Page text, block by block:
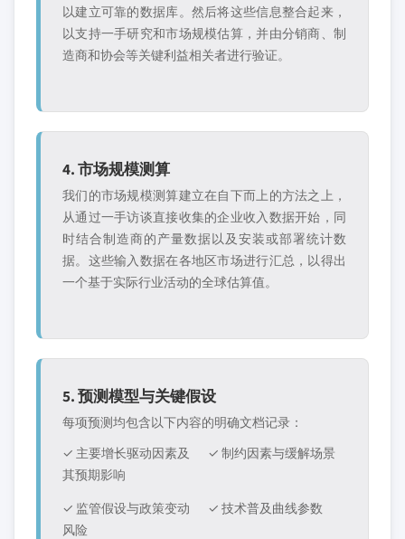
以建立可靠的数据库。然后将这些信息整合起来，
以支持一手研究和市场规模估算，并由分销商、制
造商和协会等关键利益相关者进行验证。
4. 市场规模测算
我们的市场规模测算建立在自下而上的方法之上，
从通过一手访谈直接收集的企业收入数据开始，同
时结合制造商的产量数据以及安装或部署统计数
据。这些输入数据在各地区市场进行汇总，以得出
一个基于实际行业活动的全球估算值。
5. 预测模型与关键假设
每项预测均包含以下内容的明确文档记录：
✓ 主要增长驱动因素及
其预期影响
✓ 制约因素与缓解场景
✓ 监管假设与政策变动
风险
✓ 技术普及曲线参数